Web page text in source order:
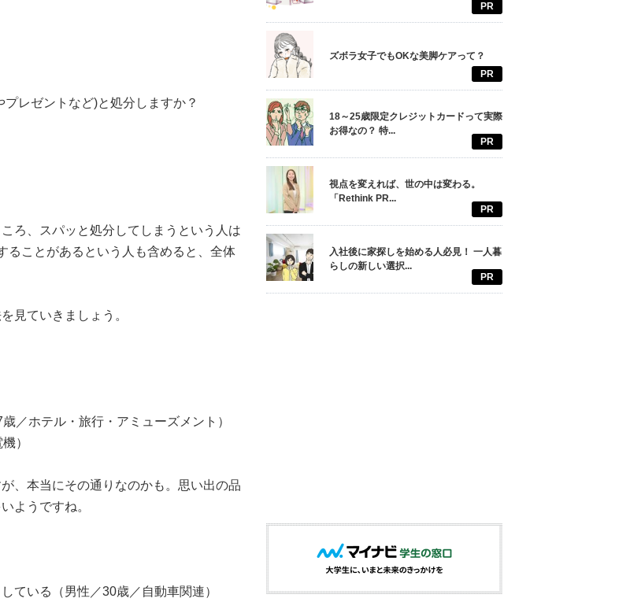
レゼントなど)と処分しますか？
ろ、スパッと処分してしまうという人は
ることがあるという人も含めると、全体
見ていきましょう。
／ホテル・旅行・アミューズメント）
）
、本当にその通りなのかも。思い出の品
ようですね。
ている（男性／30歳／自動車関連）
PR
ズボラ女子でもOKな美脚ケアって？
PR
18～25歳限定クレジットカードって実際
お得なの？ 特...
PR
視点を変えれば、世の中は変わる。
「Rethink PR...
PR
入社後に家探しを始める人必見！ 一人暮
らしの新しい選択...
PR